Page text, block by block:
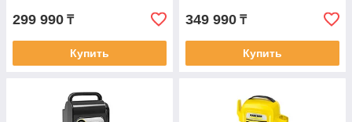
299 990 ₸
Купить
349 990 ₸
Купить